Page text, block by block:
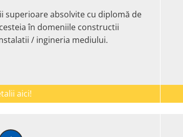
superioare absolvite cu diplomă de
în domeniile constructii
/ ingineria mediului.
aici!